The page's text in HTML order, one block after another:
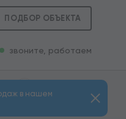
ПОДБОР ОБЪЕКТА
звоните, работаем
в нашем